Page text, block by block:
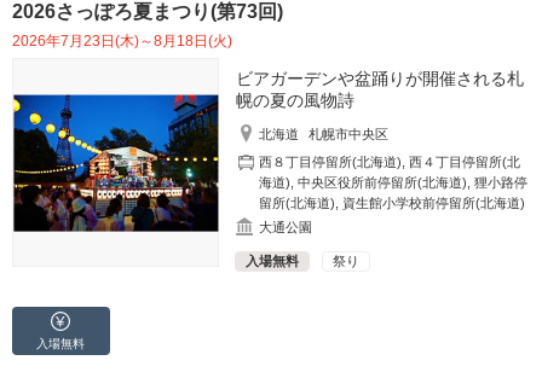
2026さっぽろ夏まつり(第73回)
2026年7月23日(木)～8月18日(火)
ビアガーデンや盆踊りが開催される札
幌の夏の風物詩
北海道
札幌市中央区
西８丁目停留所(北海道) ,西４丁目停留所(北
海道) ,中央区役所前停留所(北海道) ,狸小路停
留所(北海道)
資生館小学校前停留所(北海道)
大通公園
入場無料 祭り
入場無料